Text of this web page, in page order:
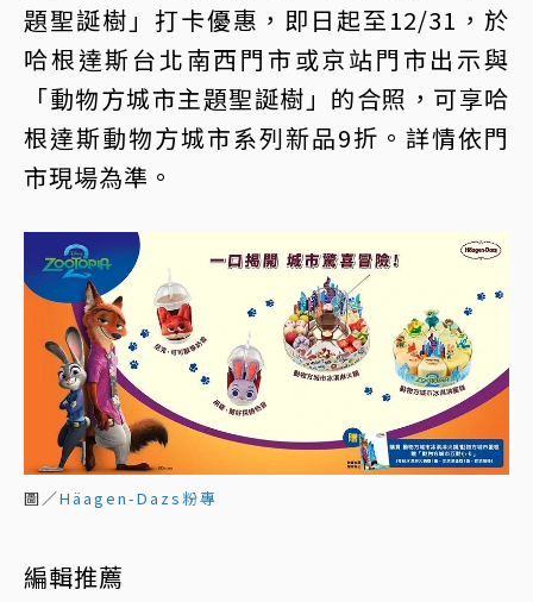
題聖誕樹」打卡優惠，即日起至12/31，於
哈根達斯台北南西門市或京站門市出示與
「動物方城市主題聖誕樹」的合照，可享哈
根達斯動物方城市系列新品9折。詳情依門
市現場為準。
圖／Häagen-Dazs粉專
編輯推薦